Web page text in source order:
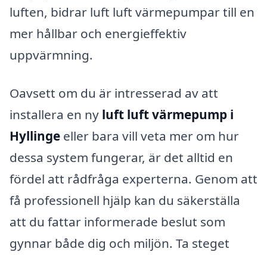
luften, bidrar luft luft värmepumpar till en
mer hållbar och energieffektiv
uppvärmning.
Oavsett om du är intresserad av att
installera en ny luft luft värmepump i
Hyllinge eller bara vill veta mer om hur
dessa system fungerar, är det alltid en
fördel att rådfråga experterna. Genom att
få professionell hjälp kan du säkerställa
att du fattar informerade beslut som
gynnar både dig och miljön. Ta steget